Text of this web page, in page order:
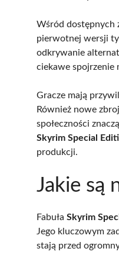
Wśród dostępnych
pierwotnej wersji
odkrywanie
ciekawe spojrzenie
Gracze mają
Również nowe
społeczności
Skyrim Special
produkcji.
Jakie są
Fabuła Skyrim
Jego kluczowym
stają przed